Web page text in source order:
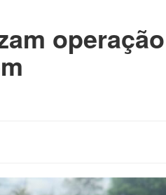
operação